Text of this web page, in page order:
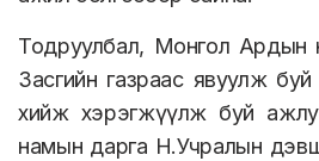
Тодруулбал, Монгол Ардын
Засгийн газраас явуулж
хийж хэрэгжүүлж буй
намын дарга Н.Учралын